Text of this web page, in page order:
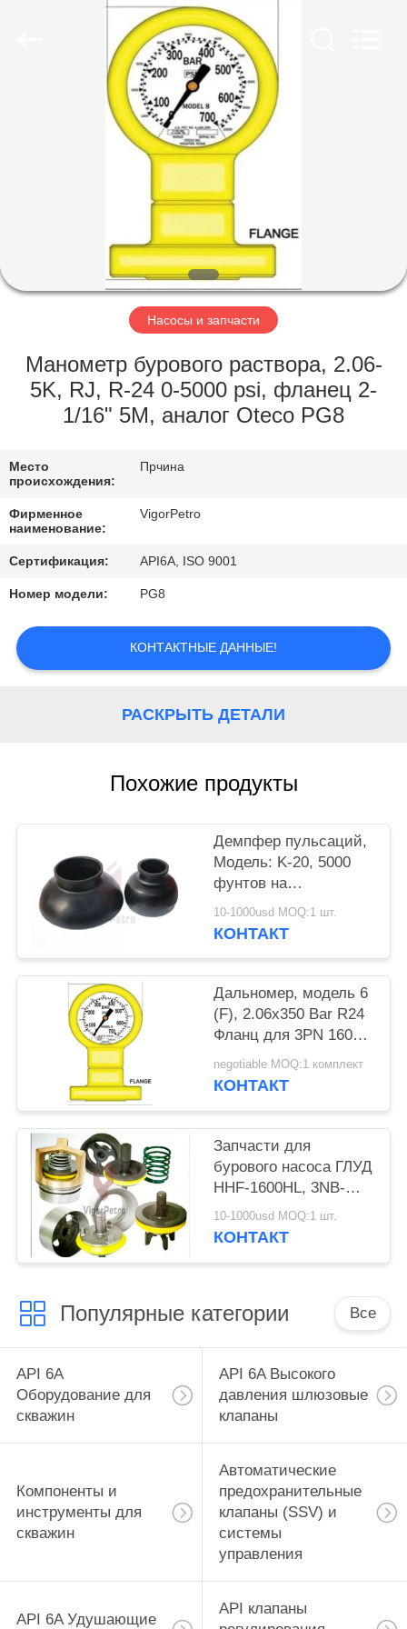
ГЛАВНАЯ
СТРАНИЦА
ПРОДУКЦИЯ
КОМПАНИИ
ФАБРИКА
КОНТРОЛЬ
КОНТАКТНЫЕ
ДАННЫЕ
ОТПРАВИТЬ
ЗАПРОС
КАРТА
Насосы и запчасти
Манометр бурового раствора, 2.06-
5K, RJ, R-24 0-5000 psi, фланец 2-
1/16" 5M, аналог Oteco PG8
Место
происхождения:
Прчина
Фирменное
наименование:
VigorPetro
Сертификация: API6A, ISO 9001
Номер модели: PG8
КОНТАКТНЫЕ ДАННЫЕ!
РАСКРЫТЬ ДЕТАЛИ
Похожие продукты
Демпфер пульсаций,
Модель: K-20, 5000
фунтов на
квадратный дюйм,
Производитель:
Серийный номер:
467702207
10-1000usd MOQ:1 шт.
КОНТАКТ
Дальномер, модель 6
(F), 2.06x350 Bar R24
Фланц для 3PN 1600
LG UPETROM
высокоточных
negotiable MOQ:1 комплект
КОНТАКТ
Запчасти для
бурового насоса ГЛУД
HHF-1600HL, 3NB-
1600F, 3NB-1000F
10-1000usd MOQ:1 шт.
КОНТАКТ
Популярные категории Все
API 6A
Оборудование для
скважин
API 6A Высокого
давления шлюзовые
клапаны
Компоненты и
инструменты для
скважин
Автоматические
предохранительные
клапаны (SSV) и
системы
управления
API 6A Удушающие
API клапаны